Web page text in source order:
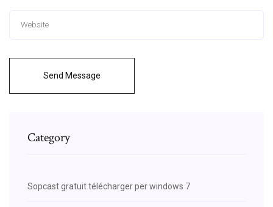
Send Message
Category
Sopcast gratuit télécharger per windows 7